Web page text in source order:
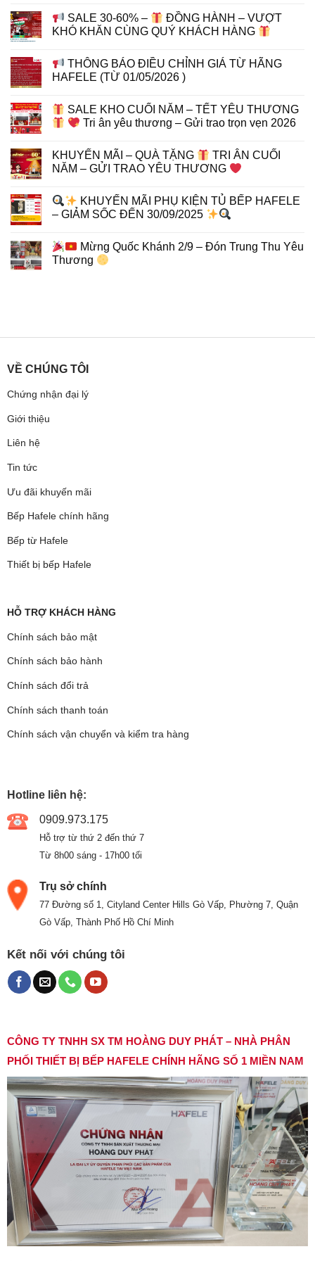
SALE 30-60% –
ĐỒNG HÀNH – VƯỢT
KHÓ KHĂN CÙNG QUÝ KHÁCH HÀNG
THÔNG BÁO ĐIỀU CHỈNH GIÁ TỪ HÃNG
HAFELE (TỪ 01/05/2026 )
SALE KHO CUỐI NĂM – TẾT YÊU THƯƠNG
Tri ân yêu thương – Gửi trao trọn vẹn 2026
KHUYẾN MÃI – QUÀ TẶNG
TRI ÂN CUỐI
NĂM – GỬI TRAO YÊU THƯƠNG
KHUYẾN MÃI PHỤ KIỆN TỦ BẾP HAFELE
– GIẢM SỐC ĐẾN 30/09/2025
Mừng Quốc Khánh 2/9 – Đón Trung Thu Yêu
Thương
VỀ CHÚNG TÔI
Chứng nhận đại lý
Giới thiệu
Liên hệ
Tin tức
Ưu đãi khuyến mãi
Bếp Hafele chính hãng
Bếp từ Hafele
Thiết bị bếp Hafele
HỖ TRỢ KHÁCH HÀNG
Chính sách bảo mật
Chính sách bảo hành
Chính sách đổi trả
Chính sách thanh toán
Chính sách vận chuyển và kiểm tra hàng
Hotline liên hệ:
0909.973.175
Hỗ trợ từ thứ 2 đến thứ 7
Từ 8h00 sáng - 17h00 tối
Trụ sở chính
77 Đường số 1, Cityland Center Hills Gò Vấp, Phường 7, Quận
Gò Vấp, Thành Phố Hồ Chí Minh
Kết nối với chúng tôi
CÔNG TY TNHH SX TM HOÀNG DUY PHÁT – NHÀ PHÂN
PHỐI THIẾT BỊ BẾP HAFELE CHÍNH HÃNG SỐ 1 MIỀN NAM